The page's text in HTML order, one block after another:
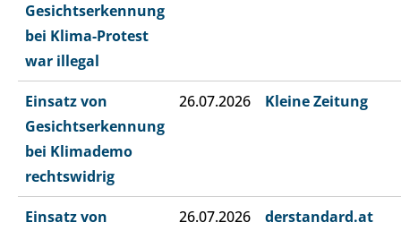
Gesichtserkennung
bei Klima-Protest
war illegal
Einsatz von
Gesichtserkennung
bei Klimademo
rechtswidrig
26.07.2026 Kleine Zeitung
Einsatz von
26.07.2026 derstandard.at